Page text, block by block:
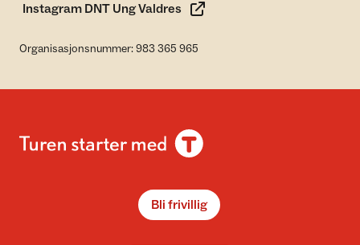
Instagram DNT Ung Valdres
Organisasjonsnummer: 983 365 965
Bli frivillig